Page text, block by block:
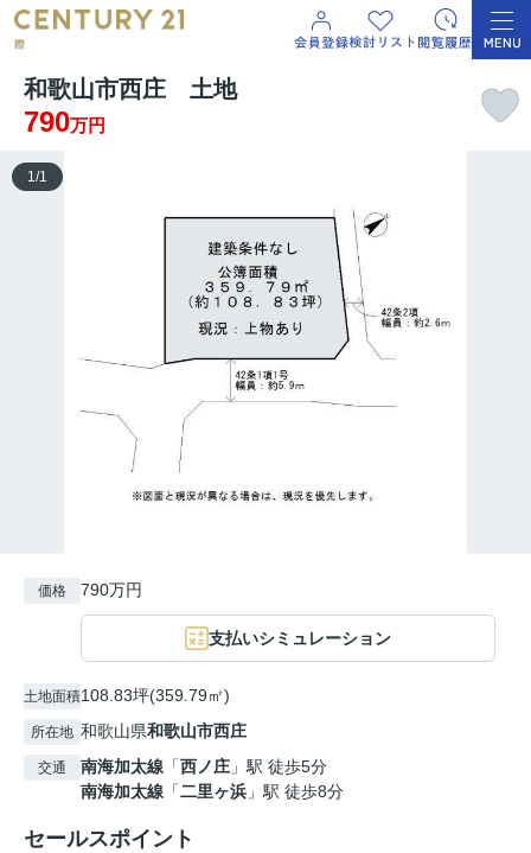
和歌山市西庄 土地
790万円
1/1
価格 790万円
支払いシミュレーション
土地面積108.83坪(359.79㎡)
所在地 和歌山県和歌山市西庄
交通 南海加太線 「西ノ庄 」駅 徒歩5分
南海加太線 「二里ヶ浜 」駅 徒歩8分
セールスポイント